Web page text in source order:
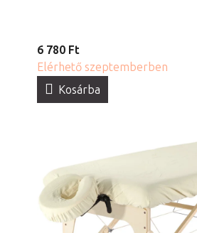
6 780 Ft
Elérhető szeptemberben
Kosárba